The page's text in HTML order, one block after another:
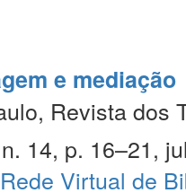
e mediação
Revista dos
14, p. 16–21,
Rede Virtual de